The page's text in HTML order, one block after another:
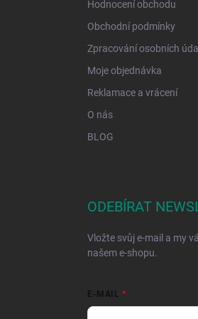
Hodnocení obchodu
Obchodní podmínky
Zpracování osobních
Moje objednávka
Reklamace a vrácení
O nás
BLOG
ODEBÍRAT
Vložte svůj e-mail a my
našem e-shopu.
E-MAIL